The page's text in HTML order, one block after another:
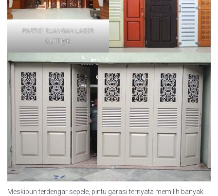
PARTISI RUANGAN LASER
CUTTING
Meskipun terdengar sepele, pintu garasi ternyata memilih banyak